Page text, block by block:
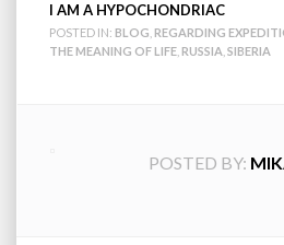
I AM A HYPOCHONDRIAC
POSTED IN: BLOG REGARDING
THE MEANING OF LIFE RUSSIA SIBERIA
POSTED BY: